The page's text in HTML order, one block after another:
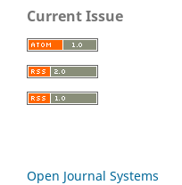
Current Issue
Open Journal Systems